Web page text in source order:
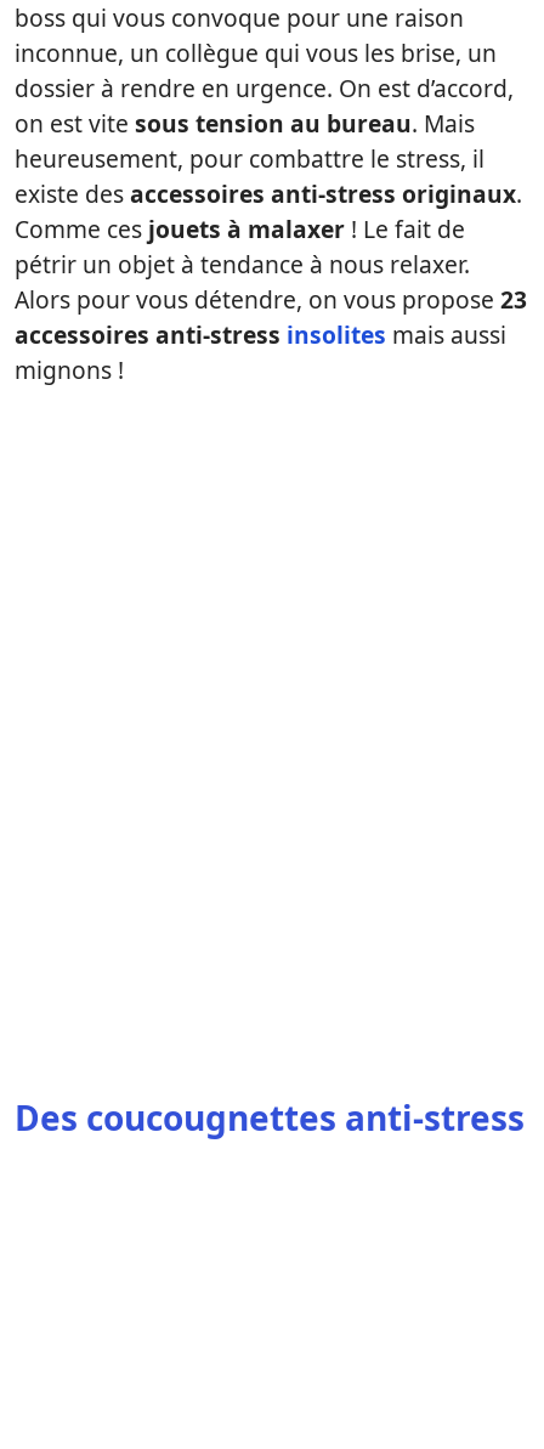
boss qui vous convoque pour une raison
inconnue, un collègue qui vous les brise, un
dossier à rendre en urgence. On est d’accord,
on est vite sous tension au bureau. Mais
heureusement, pour combattre le stress, il
existe desaccessoires anti-stress originaux.
Comme ces jouets à malaxer ! Le fait de
pétrir un objet à tendance à nous relaxer.
Alors pour vous détendre, on vous propose 23
accessoires anti-stress insolites mais aussi
mignons !
Des coucougnettes anti-stress